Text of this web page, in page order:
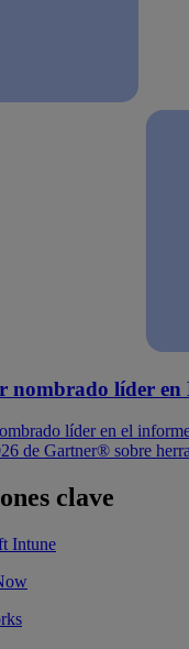
nombrado líder en
líder en el
de Gartner® sobre
clave
Intune